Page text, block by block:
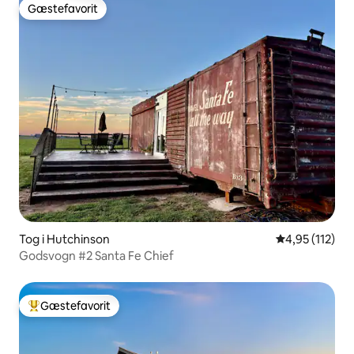
Gæstefavorit
Gæstefavorit
Tog i Hutchinson 4,95 ud af 5 i
4,95 (112)
Godsvogn #2 Santa Fe Chief
Bedste gæstefavorit
Gæstefavorit